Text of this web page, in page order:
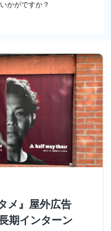
かがですか？
メ』屋外広告
期インターン